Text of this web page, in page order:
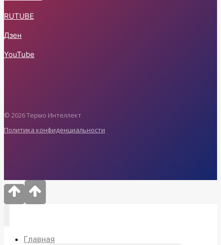
RUTUBE
Дзен
YouTube
© 2026 Термо Интеллект
Политика конфиденциальности
Главная